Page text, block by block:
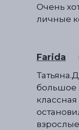
Очень
личные
Farida
большое